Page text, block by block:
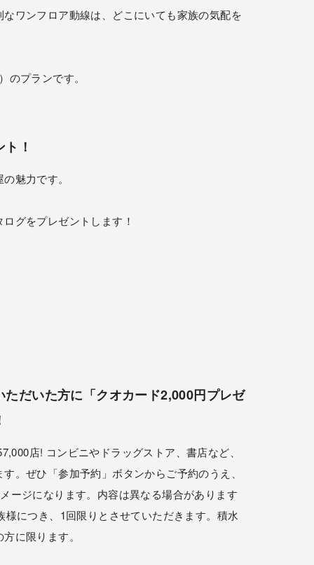
ワンフロア動線は、どこにいても家族の気配を
のプランです。
！
魅力です。
グをプレゼントします！
ただいた方に「クオカード2,000円プレゼ
店! コンビニやドラッグストア、書店など、
。ぜひ「参加予約」ボタンからご予約のうえ、
ージになります。内容は異なる場合があります
につき、1回限りとさせていただきます。積水
に限ります。